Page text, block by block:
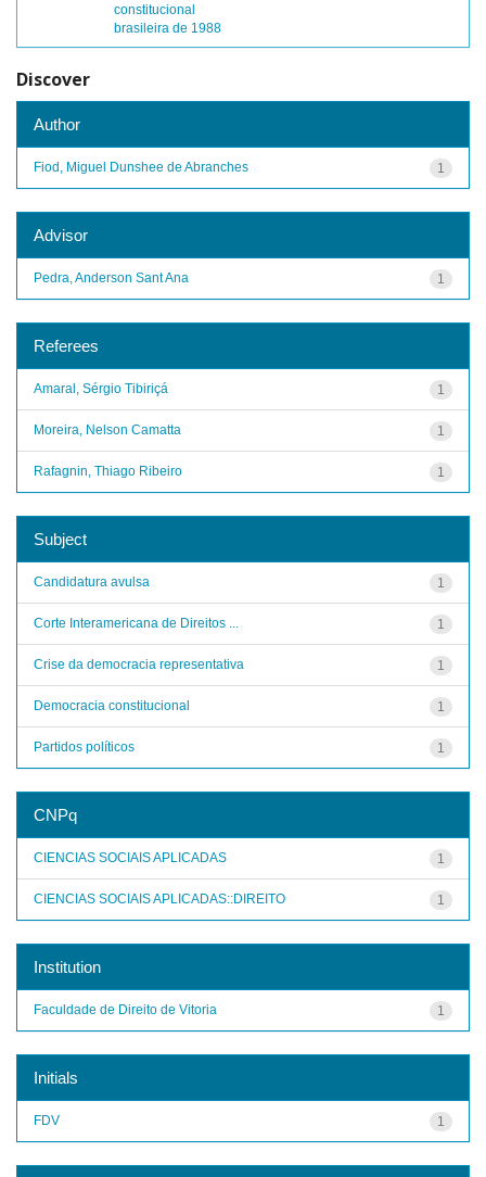
constitucional
brasileira de 1988
Discover
Author
1
Fiod, Miguel Dunshee de Abranches
Advisor
1
Pedra, Anderson Sant Ana
Referees
1
Amaral, Sérgio Tibiriçá
1
Moreira, Nelson Camatta
1
Rafagnin, Thiago Ribeiro
Subject
1
Candidatura avulsa
1
Corte Interamericana de Direitos ...
1
Crise da democracia representativa
1
Democracia constitucional
1
Partidos políticos
CNPq
1
CIENCIAS SOCIAIS APLICADAS
1
CIENCIAS SOCIAIS APLICADAS::DIREITO
Institution
1
Faculdade de Direito de Vitoria
Initials
1
FDV